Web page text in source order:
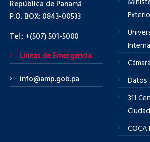
República de Panamá
P.O. BOX: 0843-00533
Tel.: +(507) 501-5000
Líneas de Emergencia
info@amp.gob.pa
Datos
311